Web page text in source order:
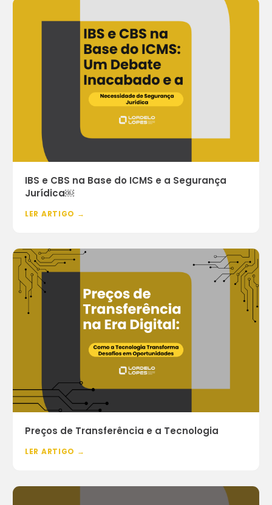
IBS e CBS na Base do ICMS e a Segurança
Jurídica￼
LER ARTIGO →
Preços de Transferência e a Tecnologia
LER ARTIGO →